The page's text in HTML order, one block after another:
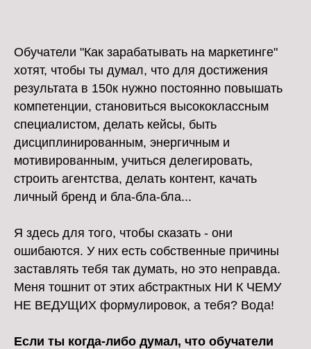
Обучатели "Как зарабатывать на маркетинге"
хотят, чтобы ты думал, что для достижения
результата в 150к нужно постоянно повышать
компетенции, становиться высококлассным
специалистом, делать кейсы, быть
дисциплинированным, энергичным и
мотивированным, учиться делегировать,
строить агентства, делать контент, качать
личный бренд и бла-бла-бла...
Я здесь для того, чтобы сказать - они
ошибаются. У них есть собственные причины
заставлять тебя так думать, но это неправда.
Меня тошнит от этих абстрактных НИ К ЧЕМУ
НЕ ВЕДУЩИХ формулировок, а тебя? Вода!
Если ты когда-либо думал, что обучатели